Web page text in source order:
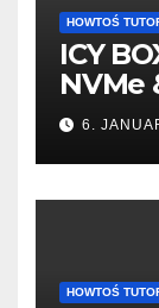
HOWTOŚ
ICY
NVMe
6.
HOWTOŚ